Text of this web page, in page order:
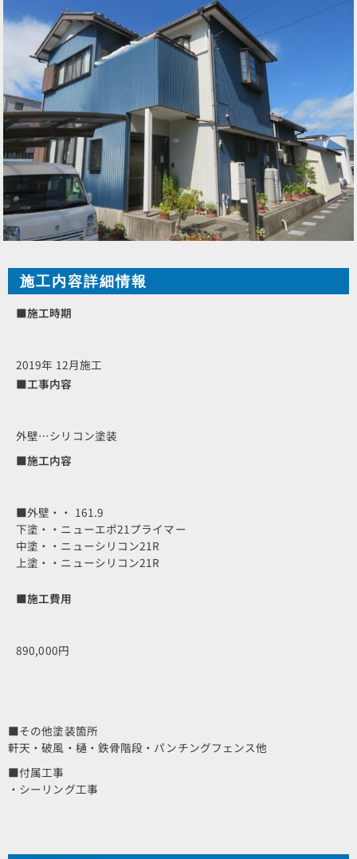
施工内容詳細情報
■施工時期
2019年 12月施工
■工事内容
外壁…シリコン塗装
■施工内容
■外壁・・ 161.9
下塗・・ニューエポ21プライマー
中塗・・ニューシリコン21R
上塗・・ニューシリコン21R
■施工費用
890,000円
■その他塗装箇所
軒天・破風・樋・鉄骨階段・パンチングフェンス他
■付属工事
・シーリング工事